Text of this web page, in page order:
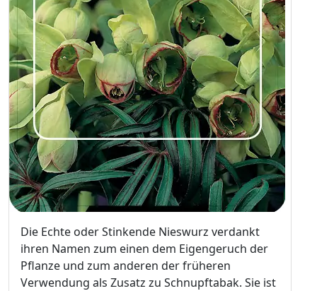
Die Echte oder Stinkende Nieswurz verdankt
ihren Namen zum einen dem Eigengeruch der
Pflanze und zum anderen der früheren
Verwendung als Zusatz zu Schnupftabak. Sie ist